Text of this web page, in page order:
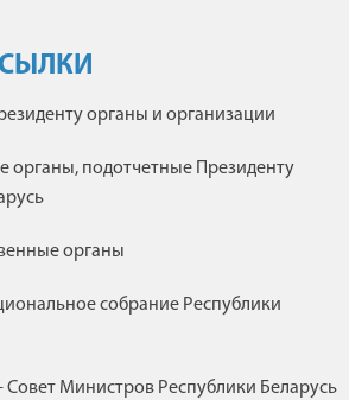
органы и организации
органы, подотчетные Президенту
органы
собрание Республики
Совет Министров Республики Беларусь